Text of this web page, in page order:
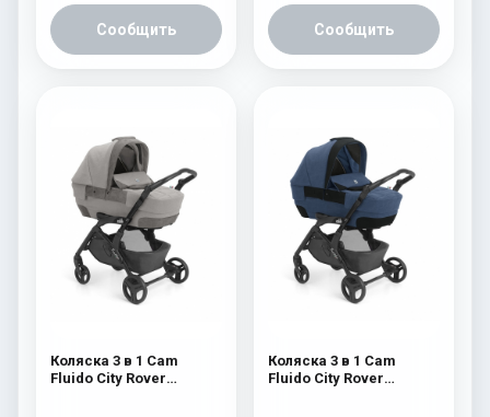
Сообщить Сообщить
Коляска 3 в 1 Cam
Fluido City Rover
Коляска 3 в 1 Cam
Fluido City Rover